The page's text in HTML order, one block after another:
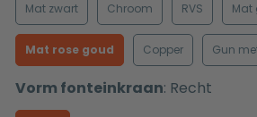
Mat zwart Chroom RVS Mat
Mat rose goud Copper Gun
Vorm fonteinkraan: Recht